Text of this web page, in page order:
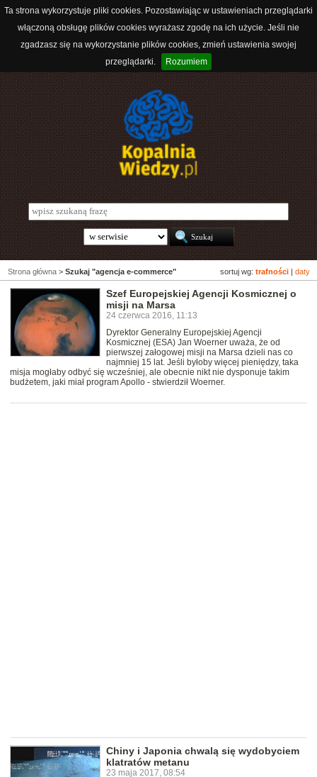
Ta strona wykorzystuje pliki cookies. Pozostawiając w ustawieniach przeglądarki
włączoną obsługę plików cookies wyrażasz zgodę na ich użycie. Jeśli nie
zgadzasz się na wykorzystanie plików cookies, zmień ustawienia swojej
przeglądarki.
Rozumiem
sortuj wg: trafności daty
Strona główna > Szukaj "agencja e-commerce"
Szef Europejskiej Agencji Kosmicznej o
misji na Marsa
24 czerwca 2016, 11:13
Dyrektor Generalny Europejskiej Agencji
Kosmicznej (ESA) Jan Woerner uważa, że od
pierwszej załogowej misji na Marsa dzieli nas co
najmniej 15 lat. Jeśli byłoby więcej pieniędzy, taka
misja mogłaby odbyć się wcześniej, ale obecnie nikt nie dysponuje takim
budżetem, jaki miał program Apollo - stwierdził Woerner.
Chiny i Japonia chwalą się wydobyciem
klatratów metanu
23 maja 2017, 08:54